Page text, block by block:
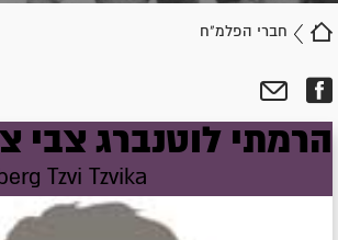
חברי הפלמ"ח
הרמתי לוטנברג צבי
Tzvi Tzvika